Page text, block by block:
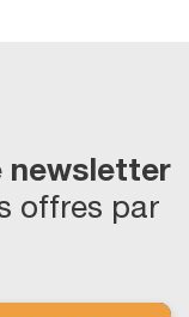
newsletter
offres par